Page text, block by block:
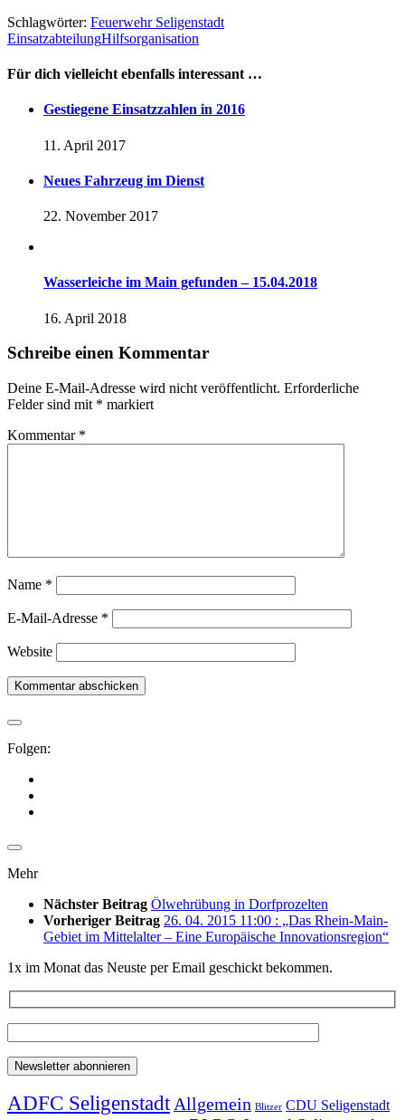
Schlagwörter: Feuerwehr Seligenstadt
EinsatzabteilungHilfsorganisation
Für dich vielleicht ebenfalls interessant …
Gestiegene Einsatzzahlen in 2016
11. April 2017
Neues Fahrzeug im Dienst
22. November 2017
Wasserleiche im Main gefunden – 15.04.2018
16. April 2018
Schreibe einen Kommentar
Deine E-Mail-Adresse wird nicht veröffentlicht. Erforderliche
Felder sind mit * markiert
Kommentar *
Name *
E-Mail-Adresse *
Website
Folgen:
Mehr
Nächster Beitrag Ölwehrübung in Dorfprozelten
Vorheriger Beitrag 26. 04. 2015 11:00 : „Das Rhein-Main-
Gebiet im Mittelalter – Eine Europäische Innovationsregion“
1x im Monat das Neuste per Email geschickt bekommen.
ADFC SeligenstadtAllgemein Blitzer CDU Seligenstadt